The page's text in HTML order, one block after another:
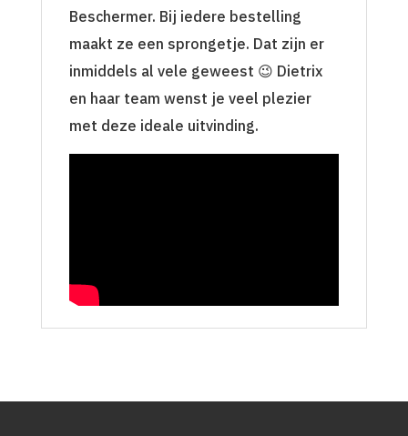
Beschermer. Bij iedere bestelling
maakt ze een sprongetje. Dat zijn er
inmiddels al vele geweest 😉 Dietrix
en haar team wenst je veel plezier
met deze ideale uitvinding.